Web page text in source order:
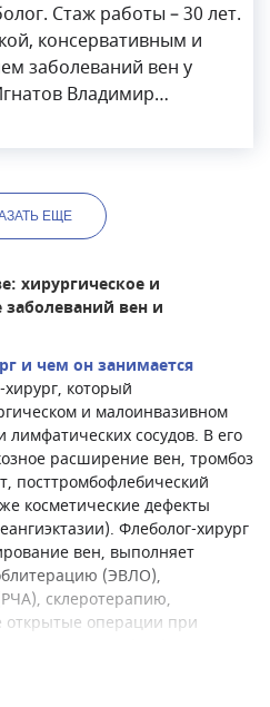
Стаж работы – 30 лет.
консервативным и
заболеваний вен у
Владимир
эндовазальную
ЕЩЕ
хирургическое и
вен и
и чем он занимается
который
и малоинвазивном
сосудов. В его
расширение вен, тромбоз
посттромбофлебический
косметические дефекты
Флеболог-хирург
вен, выполняет
(ЭВЛО),
склеротерапию,
операции при
В Москве флебологи-
центрах,
хирургических клиниках и